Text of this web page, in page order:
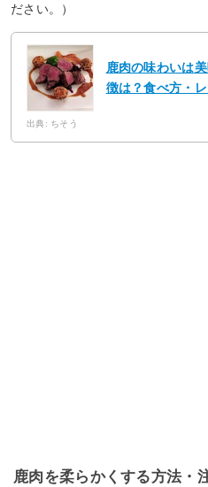
ださい。）
鹿肉の味わいは
徴は？食べ方・
出典: ちそう
鹿肉を柔らかくする方法・